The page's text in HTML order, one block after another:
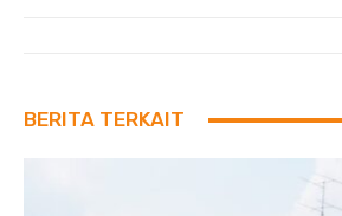
BERITA TERKAIT